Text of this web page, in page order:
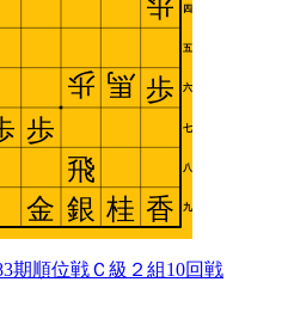
期順位戦Ｃ級２組10回戦